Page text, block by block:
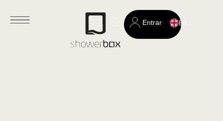
Search
for:
Entrar